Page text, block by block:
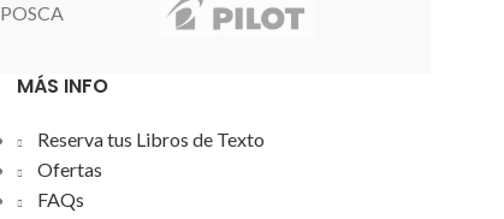
POSCA
MÁS INFO
Reserva tus Libros de Texto
Ofertas
FAQs